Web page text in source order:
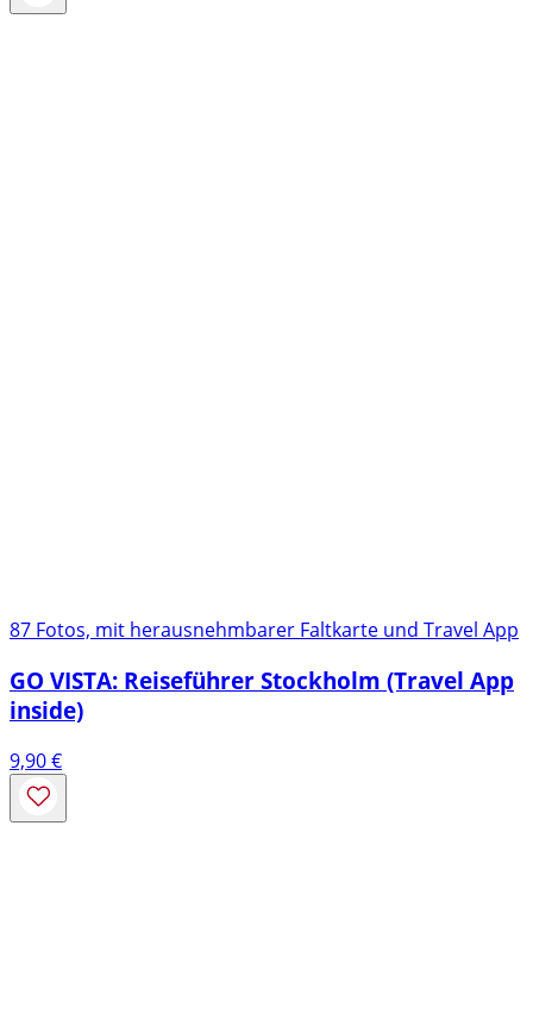
87 Fotos, mit herausnehmbarer Faltkarte und Travel App
GO VISTA: Reiseführer Stockholm (Travel App
inside)
9,90€